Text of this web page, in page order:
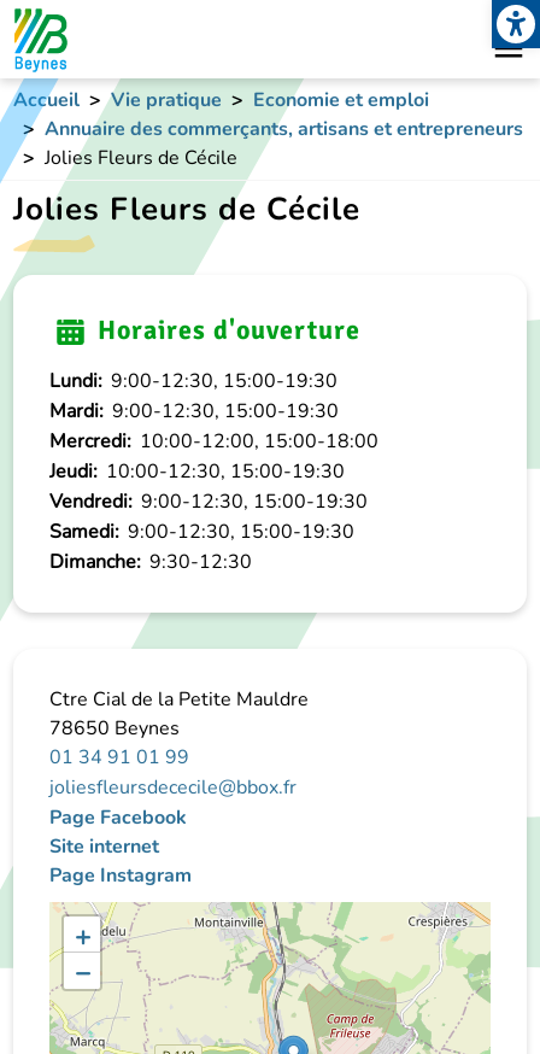
Accueil Vie pratique
Economie et emploi
Annuaire des commerçants, artisans et entrepreneurs
Jolies Fleurs de Cécile
Jolies Fleurs de Cécile
Horaires d'ouverture
Lundi: 9:00-12:30, 15:00-19:30
Mardi: 9:00-12:30, 15:00-19:30
Mercredi: 10:00-12:00, 15:00-18:00
Jeudi: 10:00-12:30, 15:00-19:30
Vendredi: 9:00-12:30, 15:00-19:30
Samedi: 9:00-12:30, 15:00-19:30
Dimanche: 9:30-12:30
Ctre Cial de la Petite Mauldre
78650 Beynes
01 34 91 01 99
joliesfleursdececile@bbox.fr
Page Facebook
Site internet
Page Instagram
+
−